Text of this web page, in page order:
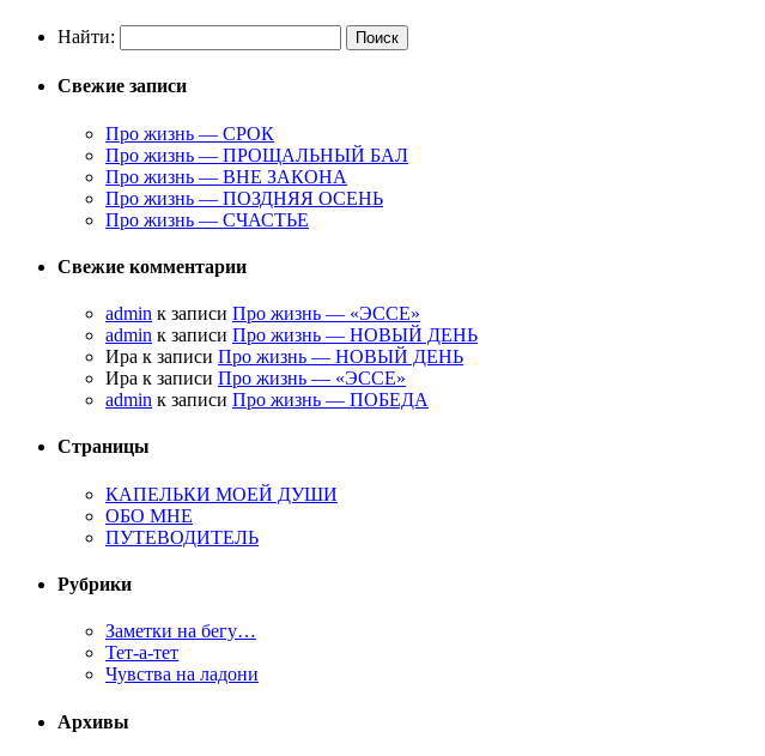
Найти:
Свежие записи
Про жизнь — СРОК
Про жизнь — ПРОЩАЛЬНЫЙ БАЛ
Про жизнь — ВНЕ ЗАКОНА
Про жизнь — ПОЗДНЯЯ ОСЕНЬ
Про жизнь — СЧАСТЬЕ
Свежие комментарии
admin к записи Про жизнь — «ЭССЕ»
admin к записи Про жизнь — НОВЫЙ ДЕНЬ
Ира к записи Про жизнь — НОВЫЙ ДЕНЬ
Ира к записи Про жизнь — «ЭССЕ»
admin к записи Про жизнь — ПОБЕДА
Страницы
КАПЕЛЬКИ МОЕЙ ДУШИ
ОБО МНЕ
ПУТЕВОДИТЕЛЬ
Рубрики
Заметки на бегу…
Тет-а-тет
Чувства на ладони
Архивы